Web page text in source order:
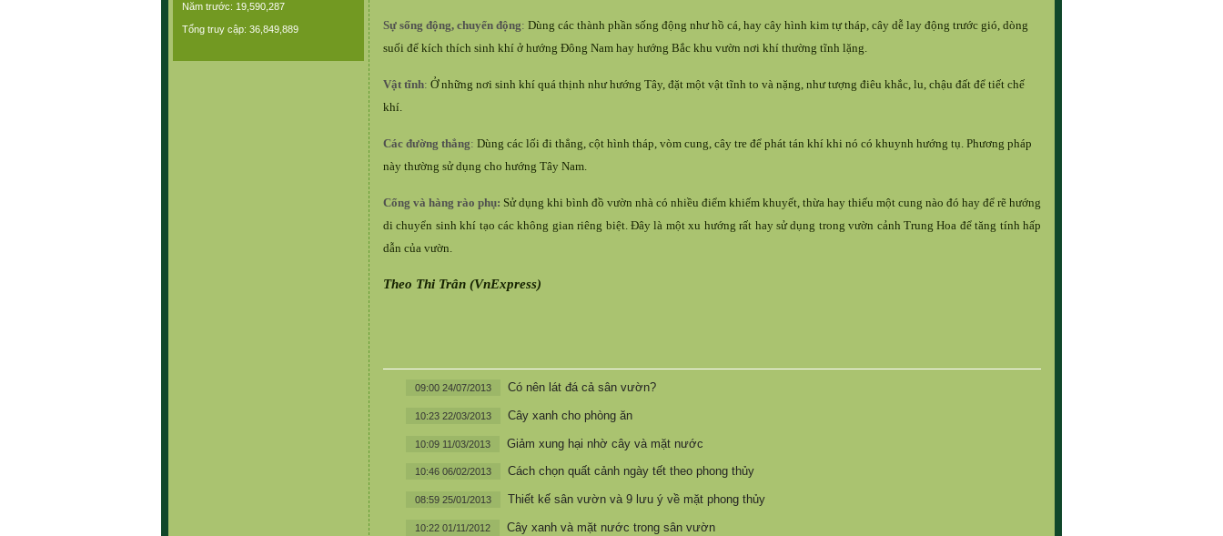
Năm trước: 19,590,287
Tổng truy cập: 36,849,889 Sự sống động, chuyển động: Dùng các thành phần sống động như hồ cá, hay cây hình kim tự tháp, cây dễ lay động trước gió, dòng
suối để kích thích sinh khí ở hướng Đông Nam hay hướng Bắc khu vườn nơi khí thường tĩnh lặng.
Vật tĩnh: Ở những nơi sinh khí quá thịnh như hướng Tây, đặt một vật tĩnh to và nặng, như tượng điêu khắc, lu, chậu đất để tiết chế
khí.
Các đường thẳng: Dùng các lối đi thẳng, cột hình tháp, vòm cung, cây tre để phát tán khí khi nó có khuynh hướng tụ. Phương pháp
này thường sử dụng cho hướng Tây Nam.
Cổng và hàng rào phụ: Sử dụng khi bình đồ vườn nhà có nhiều điểm khiếm khuyết, thừa hay thiếu một cung nào đó hay để rẽ hướng
di chuyển sinh khí tạo các không gian riêng biệt. Đây là một xu hướng rất hay sử dụng trong vườn cảnh Trung Hoa để tăng tính hấp
dẫn của vườn.
Theo Thi Trân (VnExpress)
09:00 24/07/2013 Có nên lát đá cả sân vườn?
10:23 22/03/2013 Cây xanh cho phòng ăn
10:09 11/03/2013 Giảm xung hại nhờ cây và mặt nước
10:46 06/02/2013 Cách chọn quất cảnh ngày tết theo phong thủy
08:59 25/01/2013 Thiết kế sân vườn và 9 lưu ý về mặt phong thủy
10:22 01/11/2012 Cây xanh và mặt nước trong sân vườn